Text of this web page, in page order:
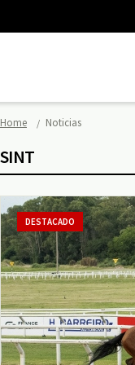
Home Noticias
SINT
DESTACADO